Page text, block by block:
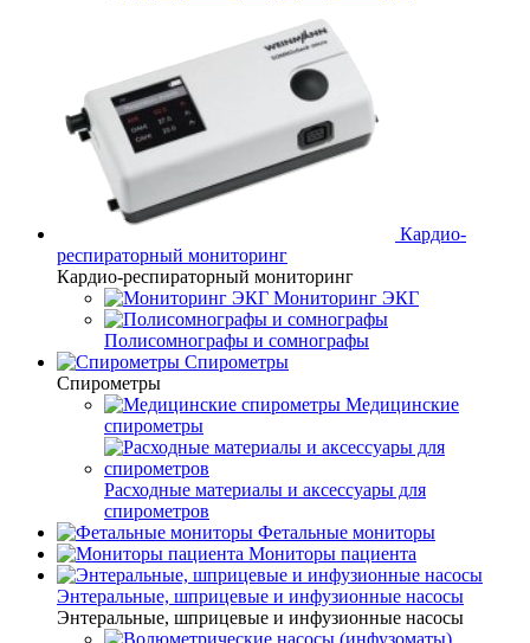
Кардио-
респираторный мониторинг
Кардио-респираторный мониторинг
Мониторинг ЭКГ
Полисомнографы и сомнографы
Спирометры
Спирометры
Медицинские
спирометры
Расходные материалы и аксессуары для
спирометров
Фетальные мониторы
Мониторы пациента
Энтеральные, шприцевые и инфузионные насосы
Энтеральные, шприцевые и инфузионные насосы